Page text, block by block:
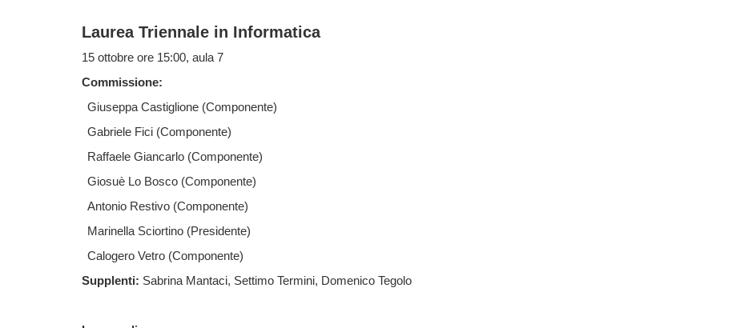
Laurea Triennale in Informatica
15 ottobre ore 15:00, aula 7
Commissione:
Giuseppa Castiglione (Componente)
Gabriele Fici (Componente)
Raffaele Giancarlo (Componente)
Giosuè Lo Bosco (Componente)
Antonio Restivo (Componente)
Marinella Sciortino (Presidente)
Calogero Vetro (Componente)
Supplenti: Sabrina Mantaci, Settimo Termini, Domenico Tegolo